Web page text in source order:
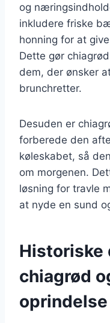
og
inkludere friske
honning for at
Dette gør
dem, der ønsker
brunchretter.
Desuden er
forberede den
køleskabet, så
om morgenen.
løsning for travle
at nyde en sund
Historiske
chiagrød
oprindelse